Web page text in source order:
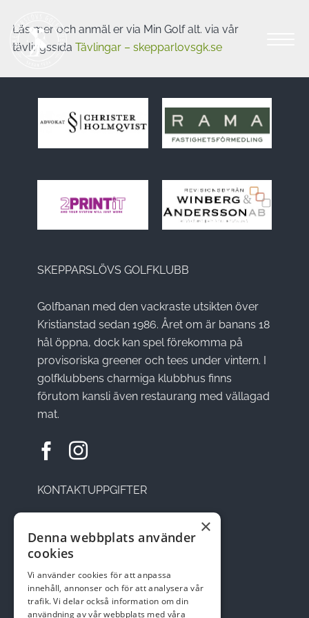
Läs mer och anmäl er via Min Golf alt. via vår
tävlingssida Tävlingar – skepparlovsgk.se
SKEPPARSLÖVS GOLFKLUBB
Golfbanan med den vackraste utsikten över
Kristianstad sedan 1986. Året om är banans 18
hål öppna, dock kan spel förekomma på
provisoriska greener och tees under vintern. I
golfklubbens charmiga klubbhus finns
förutom kansli även restaurang med vällagad
mat.
KONTAKTUPPGIFTER
Sätesvägen 14, 291 92 Kristianstad
Telefon: 044-22 95 08
Email:kansli@skepparslovsgk.se
×
Denna webbplats använder
cookies
Vi använder cookies för att anpassa
innehåll, annonser och för att analysera vår
trafik. Vi delar också information om din
användning av vår webbplats med våra